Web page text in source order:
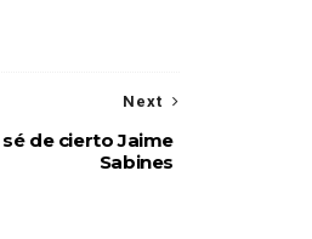
Next
de cierto Jaime
Sabines